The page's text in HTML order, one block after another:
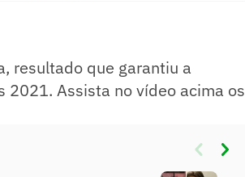
resultado que garantiu a
Assista no vídeo acima os